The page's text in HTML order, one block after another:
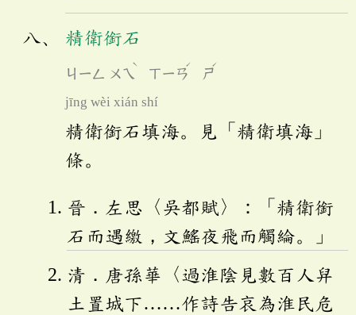
精衛銜石
ㄐㄧㄥ ㄨㄟ
ˋ
ㄒㄧㄢ
ˊ
ㄕ
ˊ
jīng wèi xián shí
精衛銜石填海。見「精衛填海」
條。
晉．左思〈吳都賦〉：「精衛銜
石而遇繳，文鰩夜飛而觸綸。」
清．唐孫華〈過淮陰見數百人舁
土置城下……作詩告哀為淮民危